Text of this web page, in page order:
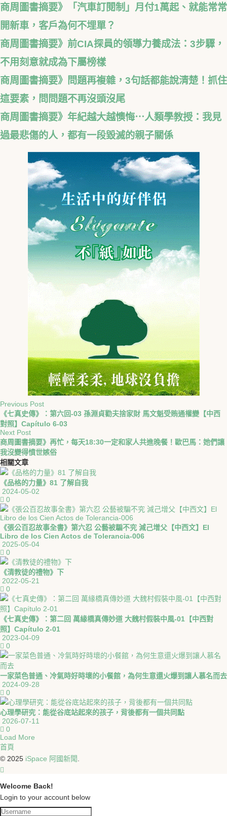
商周圖書摘要》「汽車訂閱制」月付1萬起、就能常常
開新車，客戶為何不埋單？
商周圖書摘要》前CIA探員的領導力養成法：3步驟，
不用刻意就成為下屬榜樣
商周圖書摘要》問題再複雜，3句話都能說清楚！抓住
這要素，問問題不再沒頭沒尾
商周圖書摘要》年紀越大越懊悔⋯人類學教授：我見
過最悲傷的人，都有一段毀滅的親子關係
Previous Post
《七真史傳》：第六回-03 孫淵貞勸夫捨家財 馬文魁受賄通權變【中西
對照】Capítulo 6-03
Next Post
商周圖書摘要》再忙，每天18:30一定和家人共進晚餐！歐巴馬：她們讓
我沒變得憤世嫉俗
相關文章
《品格的力量》81 了解自我
2024-05-02
0
《張公百忍故事全書》第六忍 公藝被騙不究 減己增父【中西文】El
Libro de los Cien Actos de Tolerancia-006
2025-05-04
0
《清教徒的禮物》下
2022-05-21
0
《七真史傳》：第二回 萬緣橋真傳妙道 大魏村假裝中風-01【中西對
照】Capítulo 2-01
2023-04-09
0
一家菜色普通、冷氣時好時壞的小餐館，為何生意還火爆到讓人慕名而去
2024-09-28
0
心理學研究：能從谷底站起來的孩子，背後都有一個共同點
2026-07-11
0
Load More
首頁
© 2025 iSpace 阿國新聞
Welcome Back!
Login to your account below